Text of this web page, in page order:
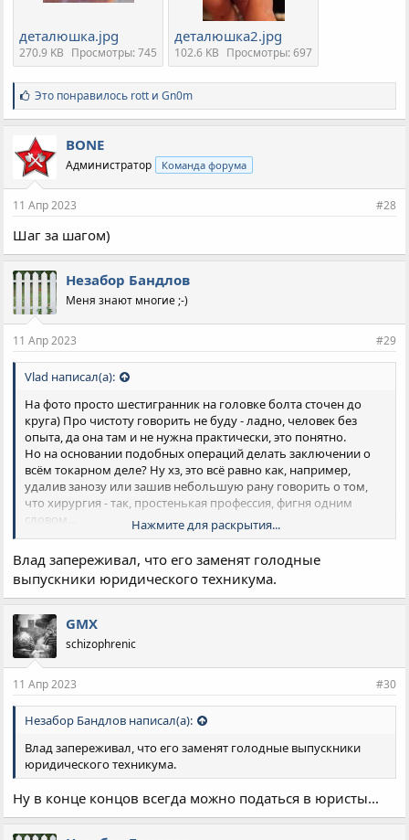
деталюшка.jpg
270.9 KB Просмотры: 745
деталюшка2.jpg
102.6 KB Просмотры: 697
С
и
м
п
а
т
и
:
Это понравилось rott иGn0m
BONE
Администратор Команда форума
11 Апр 2023 #28
Шаг за шагом)
Незабор Бандлов
Меня знают многие ;-)
11 Апр 2023 #29
Vlad написал(а):
На фото просто шестигранник на головке болта сточен до
круга) Про чистоту говорить не буду - ладно, человек без
опыта, да она там и не нужна практически, это понятно.
Но на основании подобных операций делать заключении о
всём токарном деле? Ну хз, это всё равно как, например,
удалив занозу или зашив небольшую рану говорить о том,
что хирургия - так, простенькая профессия, фигня одним
словом...
совсем некогда чай пить или в Инете что-то смотреть. На ЧПУ
такое возможно, но не на обычном станке... Да, иногда
бывают операции долгой проточки/расточки, когда можно
просто спокойно наблюдать за процессом, дав отдых рукам...
А если надо нарезать резьбу резцом, да с нестандартным
шагом - тут предельное внимание и сноровка требуется.
Вообще, много нюансов всяких. А вы мне тут про чай и баб в
Инете...
Нажмите для раскрытия...
Влад запереживал, что его заменят голодные
выпускники юридического техникума.
GMX
schizophrenic
11 Апр 2023 #30
Незабор Бандлов написал(а):
Влад запереживал, что его заменят голодные выпускники
юридического техникума.
Ну в конце концов всегда можно податься в юристы...